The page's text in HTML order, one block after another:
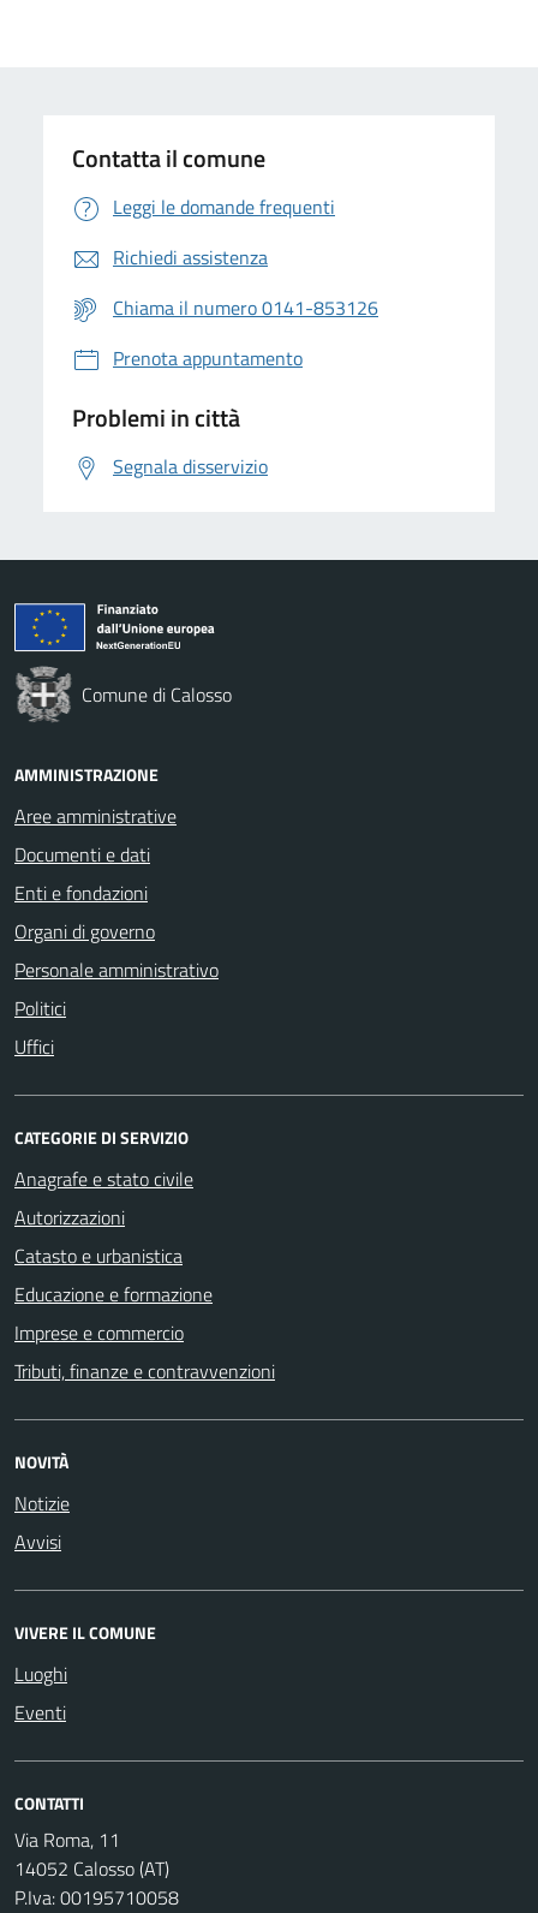
Contatta il comune
Leggi le domande frequenti
Richiedi assistenza
Chiama il numero 0141-853126
Prenota appuntamento
Problemi in città
Segnala disservizio
Comune di Calosso
AMMINISTRAZIONE
Aree amministrative
Documenti e dati
Enti e fondazioni
Organi di governo
Personale amministrativo
Politici
Uffici
CATEGORIE DI SERVIZIO
Anagrafe e stato civile
Autorizzazioni
Catasto e urbanistica
Educazione e formazione
Imprese e commercio
Tributi, finanze e contravvenzioni
NOVITÀ
Notizie
Avvisi
VIVERE IL COMUNE
Luoghi
Eventi
CONTATTI
Via Roma, 11
14052 Calosso (AT)
P.Iva: 00195710058